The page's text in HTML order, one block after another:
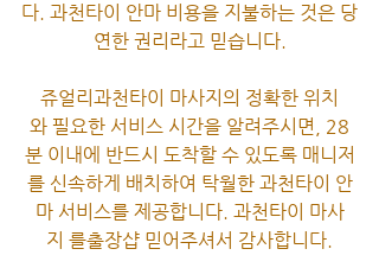
다. 과천타이 안마 비용을 지불하는 것은 당
연한 권리라고 믿습니다.
쥬얼리과천타이 마사지의 정확한 위치
와 필요한 서비스 시간을 알려주시면, 28
분 이내에 반드시 도착할 수 있도록 매니저
를 신속하게 배치하여 탁월한 과천타이 안
마 서비스를 제공합니다. 과천타이 마사
지 를출장샵 믿어주셔서 감사합니다.